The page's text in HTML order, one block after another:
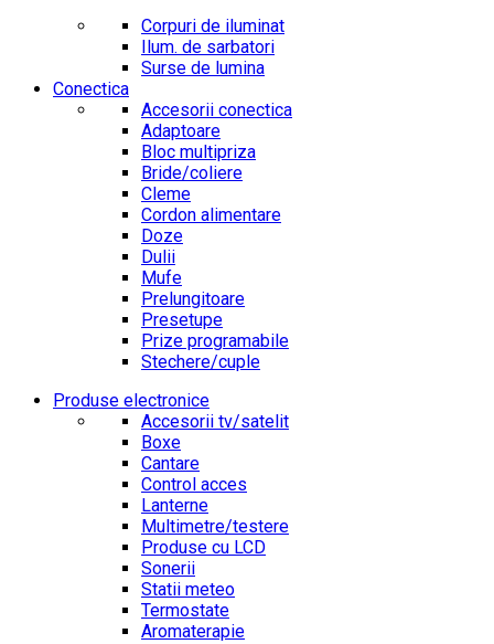
Corpuri de iluminat
Ilum. de sarbatori
Surse de lumina
Conectica
Accesorii conectica
Adaptoare
Bloc multipriza
Bride/coliere
Cleme
Cordon alimentare
Doze
Dulii
Mufe
Prelungitoare
Presetupe
Prize programabile
Stechere/cuple
Produse electronice
Accesorii tv/satelit
Boxe
Cantare
Control acces
Lanterne
Multimetre/testere
Produse cu LCD
Sonerii
Statii meteo
Termostate
Aromaterapie